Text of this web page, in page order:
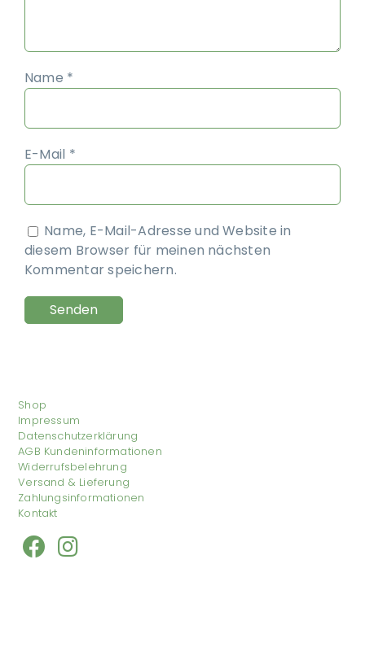
Name *
E-Mail *
Name, E-Mail-Adresse und Website in
diesem Browser für meinen nächsten
Kommentar speichern.
Shop
Impressum
Datenschutzerklärung
AGB Kundeninformationen
Widerrufsbelehrung
Versand & Lieferung
Zahlungsinformationen
Kontakt